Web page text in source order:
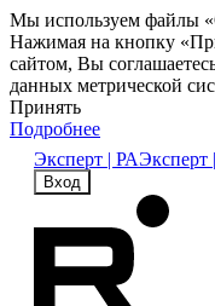
Мы используем файлы
Нажимая на кнопку
сайтом, Вы
данных метрической
Принять
Подробнее
Эксперт | РАЭксперт
Вход